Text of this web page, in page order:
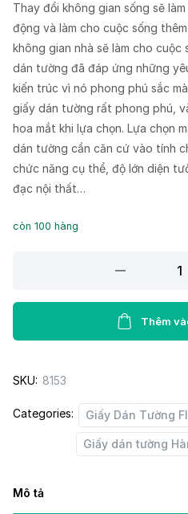
Thay đổi không gian sống sẽ
động và làm cho cuộc sống
không gian nhà sẽ làm cho cuộc
dán tường đã đáp ứng những
kiến trúc vì nó phong phú sắc
giấy dán tường rất phong phú,
hoa mắt khi lựa chọn. Lựa chọn
dán tường cần căn cứ vào tính
chức năng cụ thể, độ lớn diện
đạc nội thất…
còn 100 hàng
tường
23034
Thêm
SKU: 8153
Categories: Giấy Dán Tường
Giấy dán tường
Mô tả